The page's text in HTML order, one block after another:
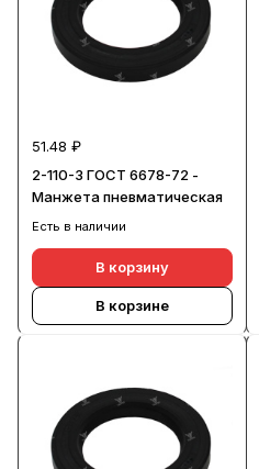
51.48 ₽
2-110-3 ГОСТ 6678-72 -
Манжета пневматическая
Есть в наличии
В корзину
В корзине